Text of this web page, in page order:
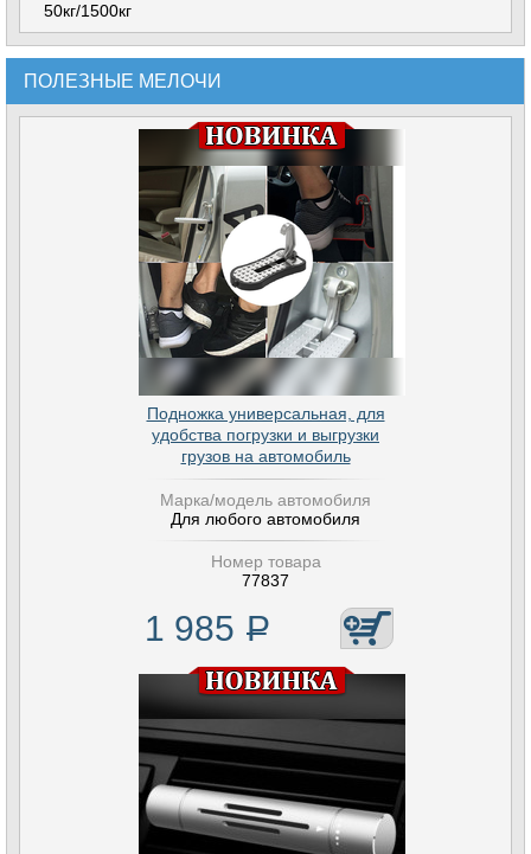
50кг/1500кг
ПОЛЕЗНЫЕ МЕЛОЧИ
Подножка универсальная, для
удобства погрузки и выгрузки
грузов на автомобиль
Марка/модель автомобиля
Для любого автомобиля
Номер товара
77837
1 985 Р